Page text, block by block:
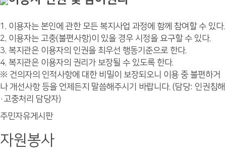
1. 이용자는 본인에 관한 모든 복지사업 과정에 함께 참여할 수 있다.
2. 이용자는 고충(불편사항)이 있을 경우 시정을 요구할 수 있다.
3. 복지관은 이용자의 인권을 최우선 행동기준으로 한다.
4. 복지관은 이용자의 권리가 보장될 수 있도록 한다.
※ 건의자의 인적사항에 대한 비밀이 보장되오니 이용 중 불편하거
나 개선사항 등을 언제든지 말씀해주시기 바랍니다. (담당: 인권침해
·고충처리 담당자)
주민자유게시판
자원봉사